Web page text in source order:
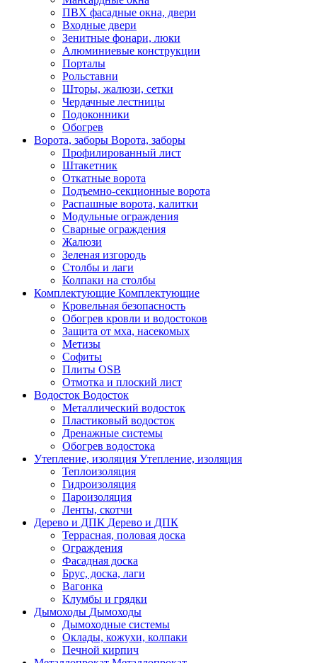
ПВХ фасадные окна, двери
Входные двери
Зенитные фонари, люки
Алюминиевые конструкции
Порталы
Рольставни
Шторы, жалюзи, сетки
Чердачные лестницы
Подоконники
Обогрев
Ворота, заборы Ворота, заборы
Профилированный лист
Штакетник
Откатные ворота
Подъемно-секционные ворота
Распашные ворота, калитки
Модульные ограждения
Сварные ограждения
Жалюзи
Зеленая изгородь
Столбы и лаги
Колпаки на столбы
Комплектующие Комплектующие
Кровельная безопасность
Обогрев кровли и водостоков
Защита от мха, насекомых
Метизы
Софиты
Плиты OSB
Отмотка и плоский лист
Водосток Водосток
Металлический водосток
Пластиковый водосток
Дренажные системы
Обогрев водостока
Утепление, изоляция Утепление, изоляция
Теплоизоляция
Гидроизоляция
Пароизоляция
Ленты, скотчи
Дерево и ДПК Дерево и ДПК
Террасная, половая доска
Ограждения
Фасадная доска
Брус, доска, лаги
Вагонка
Клумбы и грядки
Дымоходы Дымоходы
Дымоходные системы
Оклады, кожухи, колпаки
Печной кирпич